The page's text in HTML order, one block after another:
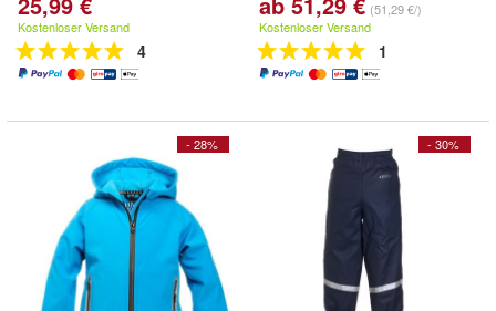
Kostenloser Versand
4
(51,29 €/)
Kostenloser Versand
1
- 28% - 30%